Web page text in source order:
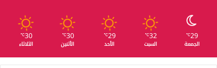
29
℃
الجمعة
32
℃
السبت
29
℃
الأحد
30
℃
الأثنين
30
℃
الثلاثاء